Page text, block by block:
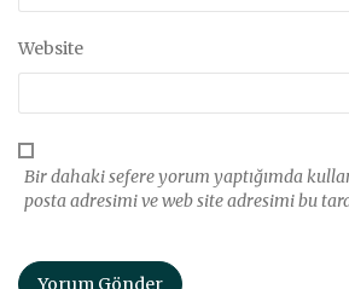
Website
Bir dahaki sefere yorum yaptığımda
posta adresimi ve web site adresimi bu